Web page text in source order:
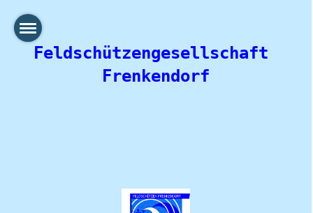
Feldschützengesellschaft
Frenkendorf